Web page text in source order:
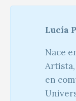
Lucía
Nace
en